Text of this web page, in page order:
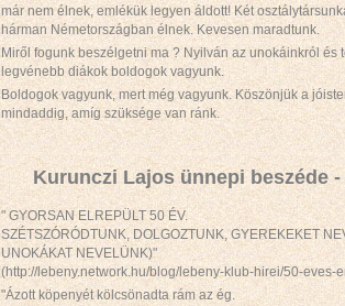
már nem élnek, emlékük legyen áldott! Két
hárman Németországban élnek. Kevesen maradtunk.
Miről fogunk beszélgetni ma ? Nyilván az unokáinkról
legvénebb diákok boldogok vagyunk.
Boldogok vagyunk, mert még vagyunk. Köszönjük a
mindaddig, amíg szüksége van ránk.
Kurunczi Lajos ünnepi beszéde
" GYORSAN ELREPÜLT 50 ÉV.
SZÉTSZÓRÓDTUNK, DOLGOZTUNK, GYEREKEKET
UNOKÁKAT NEVELÜNK)"
(http://lebeny.network.hu/blog/lebeny-klub-hirei/50-eves-
"Ázott köpenyét kölcsönadta rám az ég.